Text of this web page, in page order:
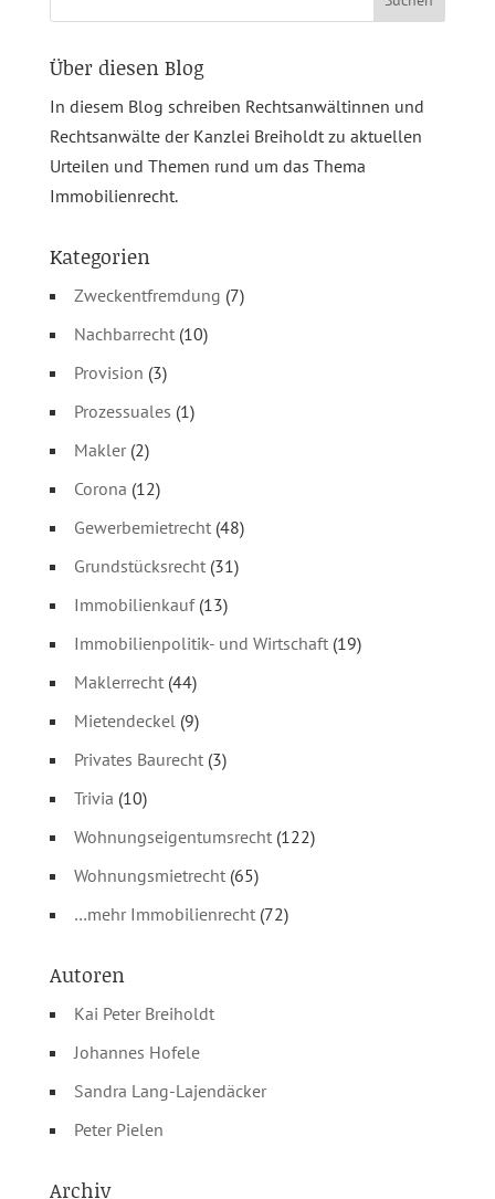
Über diesen Blog
In diesem Blog schreiben Rechtsanwältinnen und
Rechtsanwälte der Kanzlei Breiholdt zu aktuellen
Urteilen und Themen rund um das Thema
Immobilienrecht.
Kategorien
Zweckentfremdung (7)
Nachbarrecht(10)
Provision (3)
Prozessuales (1)
Makler(2)
Corona (12)
Gewerbemietrecht(48)
Grundstücksrecht(31)
Immobilienkauf(13)
Immobilienpolitik- und Wirtschaft(19)
Maklerrecht(44)
Mietendeckel(9)
Privates Baurecht(3)
Trivia (10)
Wohnungseigentumsrecht(122)
Wohnungsmietrecht(65)
…mehr Immobilienrecht(72)
Autoren
Kai Peter Breiholdt
Johannes Hofele
Sandra Lang-Lajendäcker
Peter Pielen
Archiv